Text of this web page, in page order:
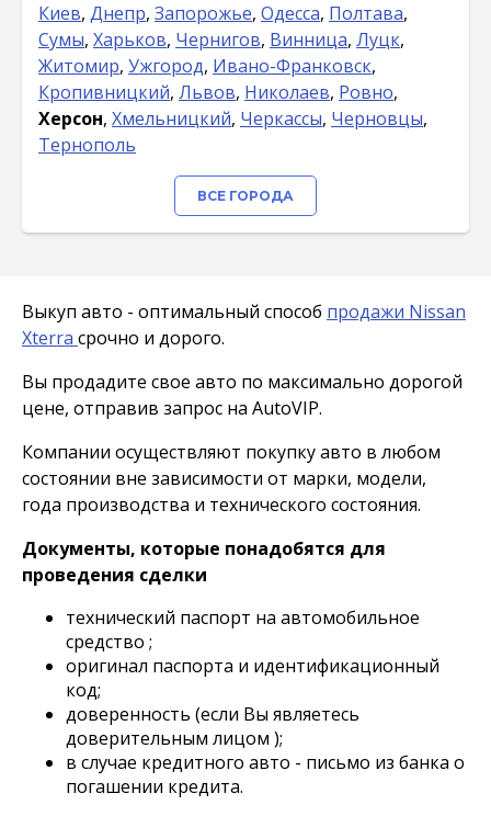
Киев, Днепр, Запорожье, Одесса, Полтава,
Сумы, Харьков, Чернигов, Винница, Луцк,
Житомир, Ужгород, Ивано-Франковск,
Кропивницкий, Львов, Николаев, Ровно,
Херсон, Хмельницкий, Черкассы, Черновцы,
Тернополь
ВСЕ ГОРОДА
Выкуп авто - оптимальный способ продажи Nissan
Xterra срочно и дорого.
Вы продадите свое авто по максимально дорогой
цене, отправив запрос на AutoVIP.
Компании осуществляют покупку авто в любом
состоянии вне зависимости от марки, модели,
года производства и технического состояния.
Документы, которые понадобятся для
проведения сделки
технический паспорт на автомобильное
средство ;
оригинал паспорта и идентификационный
код;
доверенность (если Вы являетесь
доверительным лицом );
в случае кредитного авто - письмо из банка о
погашении кредита.